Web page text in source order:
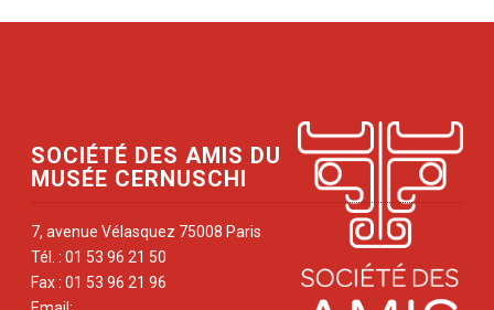
SOCIÉTÉ DES AMIS DU
MUSÉE CERNUSCHI
7, avenue Vélasquez 75008 Paris
Tél. : 01 53 96 21 50
Fax : 01 53 96 21 96